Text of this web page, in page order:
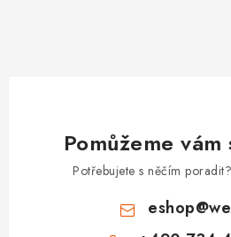
Pomůžeme
Potřebujete s něčím
eshop@